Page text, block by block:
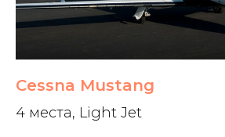
Cessna Mustang
4 места, Light Jet